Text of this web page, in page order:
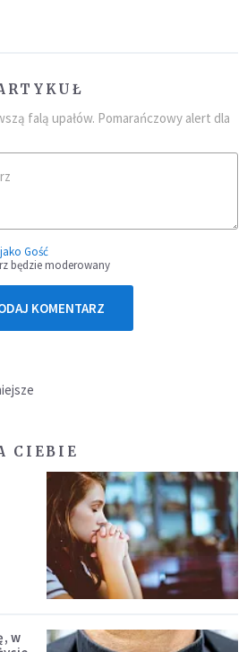
falą upałów. Pomarańczowy alert dla
Gość
będzie moderowany
KOMENTARZ
CIEBIE
w